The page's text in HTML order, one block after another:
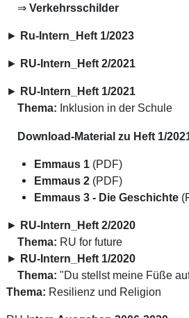
⇒ Verkehrsschilder
► Ru-Intern_Heft 1/2023
► RU-Intern_Heft 2/2021
► RU-Intern_Heft 1/2021
Thema: Inklusion in der Schule
Download-Material zu Heft 1/2021
Emmaus 1(PDF)
Emmaus 2(PDF)
Emmaus 3 - Die Geschichte
► RU-Intern_Heft 2/2020
Thema: RU for future
► RU-Intern_Heft 1/2020
Thema: "Du stellst meine Füße
Thema: Resilienz und Religion